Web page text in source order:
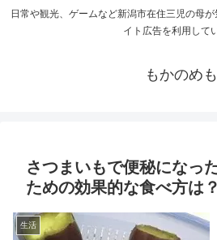
日常や観光、ゲームなど新潟市在住三児の母
イト広告を利用して
もかのめも
さつまいもで便秘になっ
ための効果的な食べ方は？
生活